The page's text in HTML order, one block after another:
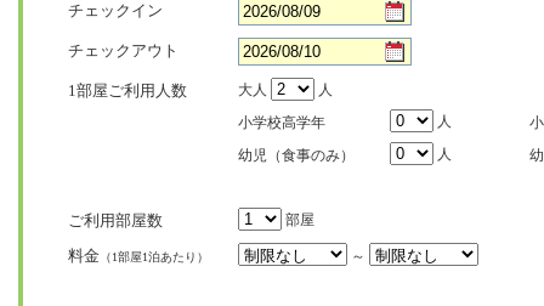
チェックイン
チェックアウト
1部屋ご利用人数 大人
人
小学校高学年
人
幼児（食事のみ）
人
ご利用部屋数 部屋
料金 （1部屋1泊あたり） ～